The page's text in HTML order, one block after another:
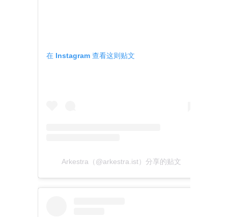
在 Instagram 查看这则贴文
Arkestra（@arkestra.ist）分享的贴文